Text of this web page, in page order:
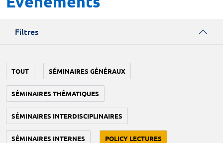
Filtres
TOUT SÉMINAIRES GÉNÉRAUX
SÉMINAIRES THÉMATIQUES
SÉMINAIRES INTERDISCIPLINAIRES
SÉMINAIRES INTERNES POLICY LECTURES